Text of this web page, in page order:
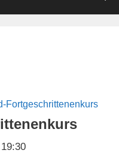
Fortgeschrittenenkurs
19:30